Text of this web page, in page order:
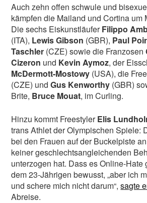
Auch zehn offen schwule und
kämpfen die Mailand und Cortina um
Die sechs EiskunstläuferFilippo
(ITA), Lewis Gibson (GBR), Paul
Taschler (CZE) sowie die Franzosen
Cizeron und Kevin Aymoz, der
McDermott-Mostowy (USA), die
(CZE) und Gus Kenworthy (GBR)
Brite, Bruce Mouat, im Curling.
Hinzu kommt FreestylerElis
trans Athlet der Olympischen Spiele:
bei den Frauen auf der Buckelpiste
keiner geschlechtsangleichenden
unterzogen hat. Dass es Online-Hate
dem 23-Jährigen bewusst, „aber ich
und schere mich nicht darum“,sagte
Abreise.